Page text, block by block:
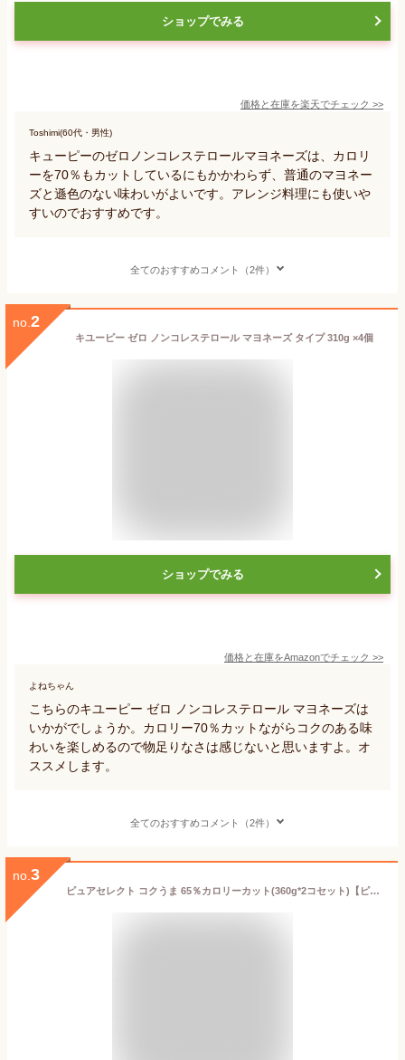
ショップでみる
価格と在庫を楽天でチェック >>
Toshimi(60代・男性)
キューピーのゼロノンコレステロールマヨネーズは、カロリ
ーを70％もカットしているにもかかわらず、普通のマヨネー
ズと遜色のない味わいがよいです。アレンジ料理にも使いや
すいのでおすすめです。
全てのおすすめコメント（2件）
no. 2
キユーピー ゼロ ノンコレステロール マヨネーズ タイプ 310g ×4個
ショップでみる
価格と在庫をAmazonでチェック >>
よねちゃん
こちらのキユーピー ゼロ ノンコレステロール マヨネーズは
いかがでしょうか。カロリー70％カットながらコクのある味
わいを楽しめるので物足りなさは感じないと思いますよ。オ
ススメします。
全てのおすすめコメント（2件）
no. 3
ピュアセレクト コクうま 65％カロリーカット(360g*2コセット)【ピュアセレクト】